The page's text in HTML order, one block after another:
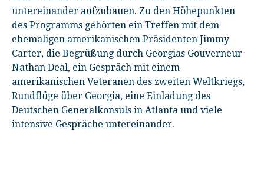
untereinander aufzubauen. Zu den Höhepunkten
des Programms gehörten ein Treffen mit dem
ehemaligen amerikanischen Präsidenten Jimmy
Carter, die Begrüßung durch Georgias Gouverneur
Nathan Deal, ein Gespräch mit einem
amerikanischen Veteranen des zweiten Weltkriegs,
Rundflüge über Georgia, eine Einladung des
Deutschen Generalkonsuls in Atlanta und viele
intensive Gespräche untereinander.